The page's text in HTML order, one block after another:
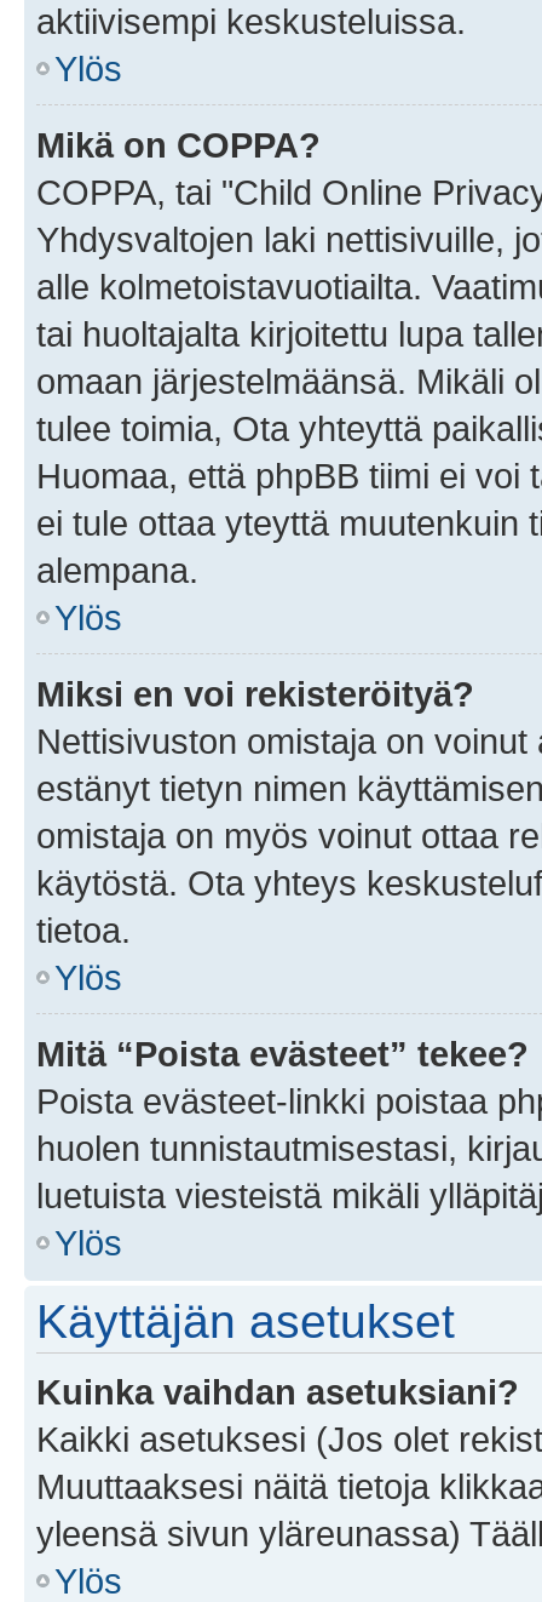
aktiivisempi keskusteluissa.
Ylös
Mikä on COPPA?
COPPA, tai "Child Online
Yhdysvaltojen laki nettisivuille,
alle kolmetoistavuotiailta.
tai huoltajalta kirjoitettu lupa
omaan järjestelmäänsä. Mikäli
tulee toimia, Ota yhteyttä
Huomaa, että phpBB tiimi ei
ei tule ottaa yteyttä muutenkuin
alempana.
Ylös
Miksi en voi rekisteröityä?
Nettisivuston omistaja on
estänyt tietyn nimen
omistaja on myös voinut ottaa
käytöstä. Ota yhteys
tietoa.
Ylös
Mitä “Poista evästeet” tekee?
Poista evästeet-linkki poistaa
huolen tunnistautmisestasi,
luetuista viesteistä mikäli
Ylös
Käyttäjän asetukset
Kuinka vaihdan asetuksiani?
Kaikki asetuksesi (Jos olet
Muuttaaksesi näitä tietoja
yleensä sivun yläreunassa)
Ylös